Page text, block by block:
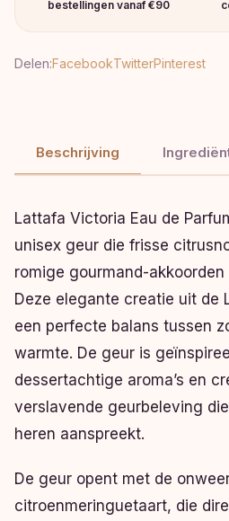
bestellingen vanaf €90
Delen:FacebookTwitterPinterest
Beschrijving
Lattafa Victoria Eau de
unisex geur die frisse
romige gourmand-
Deze elegante creatie uit de
een perfecte balans tussen
warmte. De geur is
dessertachtige aroma’s en
verslavende geurbeleving
heren aanspreekt.
De geur opent met de
citroenmeringuetaart, die